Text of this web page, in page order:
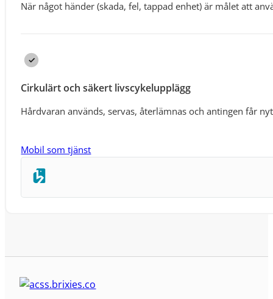
När något händer (skada, fel, tappad enhet) är målet att
Cirkulärt och säkert livscykelupplägg
Hårdvaran används, servas, återlämnas och antingen får
Mobil som tjänst